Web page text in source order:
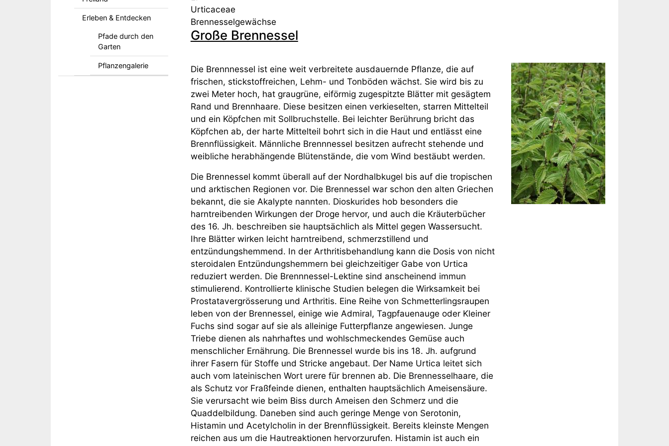
Erleben & Entdecken
Pfade durch den
Garten
Pflanzengalerie
Urticaceae
Brennesselgewächse
Große Brennessel
Die Brennnessel ist eine weit verbreitete ausdauernde Pflanze, die auf
frischen, stickstoffreichen, Lehm- und Tonböden wächst. Sie wird bis zu
zwei Meter hoch, hat graugrüne, eiförmig zugespitzte Blätter mit gesägtem
Rand und Brennhaare. Diese besitzen einen verkieselten, starren Mittelteil
und ein Köpfchen mit Sollbruchstelle. Bei leichter Berührung bricht das
Köpfchen ab, der harte Mittelteil bohrt sich in die Haut und entlässt eine
Brennflüssigkeit. Männliche Brennnessel besitzen aufrecht stehende und
weibliche herabhängende Blütenstände, die vom Wind bestäubt werden.
Die Brennessel kommt überall auf der Nordhalbkugel bis auf die tropischen
und arktischen Regionen vor. Die Brennessel war schon den alten Griechen
bekannt, die sie Akalypte nannten. Dioskurides hob besonders die
harntreibenden Wirkungen der Droge hervor, und auch die Kräuterbücher
des 16. Jh. beschreiben sie hauptsächlich als Mittel gegen Wassersucht.
Ihre Blätter wirken leicht harntreibend, schmerzstillend und
entzündungshemmend. In der Arthritisbehandlung kann die Dosis von nicht
steroidalen Entzündungshemmern bei gleichzeitiger Gabe von Urtica
reduziert werden. Die Brennnessel-Lektine sind anscheinend immun
stimulierend. Kontrollierte klinische Studien belegen die Wirksamkeit bei
Prostatavergrösserung und Arthritis. Eine Reihe von Schmetterlingsraupen
leben von der Brennessel, einige wie Admiral, Tagpfauenauge oder Kleiner
Fuchs sind sogar auf sie als alleinige Futterpflanze angewiesen. Junge
Triebe dienen als nahrhaftes und wohlschmeckendes Gemüse auch
menschlicher Ernährung. Die Brennessel wurde bis ins 18. Jh. aufgrund
ihrer Fasern für Stoffe und Stricke angebaut. Der Name Urtica leitet sich
auch vom lateinischen Wort urere für brennen ab. Die Brennesselhaare, die
als Schutz vor Fraßfeinde dienen, enthalten hauptsächlich Ameisensäure.
Sie verursacht wie beim Biss durch Ameisen den Schmerz und die
Quaddelbildung. Daneben sind auch geringe Menge von Serotonin,
Histamin und Acetylcholin in der Brennflüssigkeit. Bereits kleinste Mengen
reichen aus um die Hautreaktionen hervorzurufen. Histamin ist auch ein